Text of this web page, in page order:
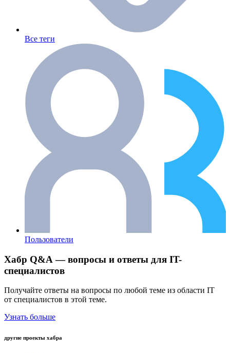
Все теги
Пользователи
Хабр Q&A — вопросы и ответы для IT-
специалистов
Получайте ответы на вопросы по любой теме из области IT
от специалистов в этой теме.
Узнать больше
другие проекты хабра